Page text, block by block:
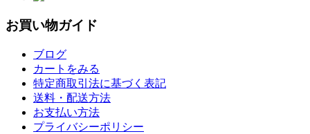
お買い物ガイド
ブログ
カートをみる
特定商取引法に基づく表記
送料・配送方法
お支払い方法
プライバシーポリシー